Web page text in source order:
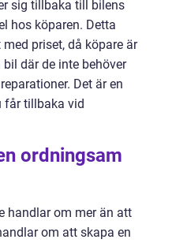
sig tillbaka till bilens
hos köparen. Detta
priset, då köpare är
där de inte behöver
Det är en
får tillbaka vid
ordningsam
handlar om mer än att
om att skapa en